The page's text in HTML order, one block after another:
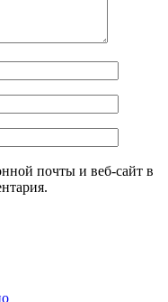
почты и веб-сайт в